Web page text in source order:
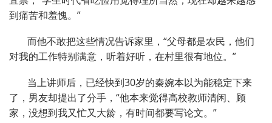
到痛苦和羞愧。”
而他不敢把这些情况告诉家里，“父母都是农民，他们
对我的工作特别满意，听着好听，在村里很有地位。”
当上讲师后，已经快到30岁的秦婉本以为能稳定下来
了，男友却提出了分手，“他本来觉得高校教师清闲、顾
家，没想到我又忙又大龄，有时间都要写论文。”